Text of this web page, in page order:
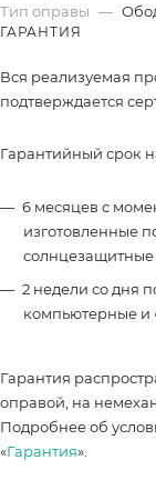
Тип оправы —
ГАРАНТИЯ
Вся реализуемая
подтверждается
Гарантийный срок
6 месяцев с
изготовленные
солнцезащитные
2 недели со дня
компьютерные и
Гарантия
оправой, на
Подробнее об
«Гарантия».